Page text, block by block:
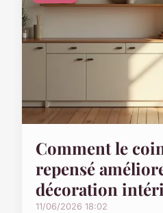
Comment le
repensé
décoration
11/06/2026 18:02